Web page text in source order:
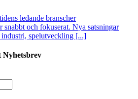
ledande branscher
snabbt och fokuserat. Nya satsningar
spelutveckling [...]
Nyhetsbrev